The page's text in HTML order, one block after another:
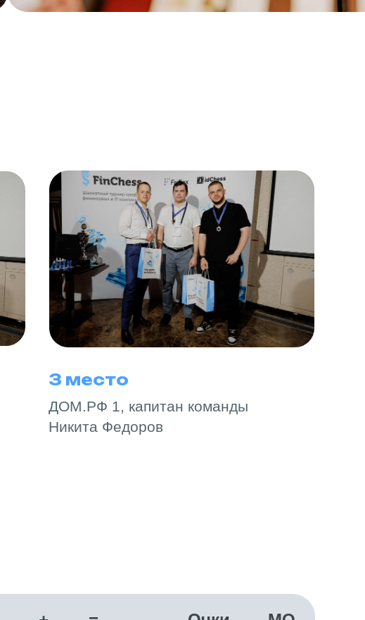
ДОМ.РФ 1, капитан команды
Никита Федоров
3 место